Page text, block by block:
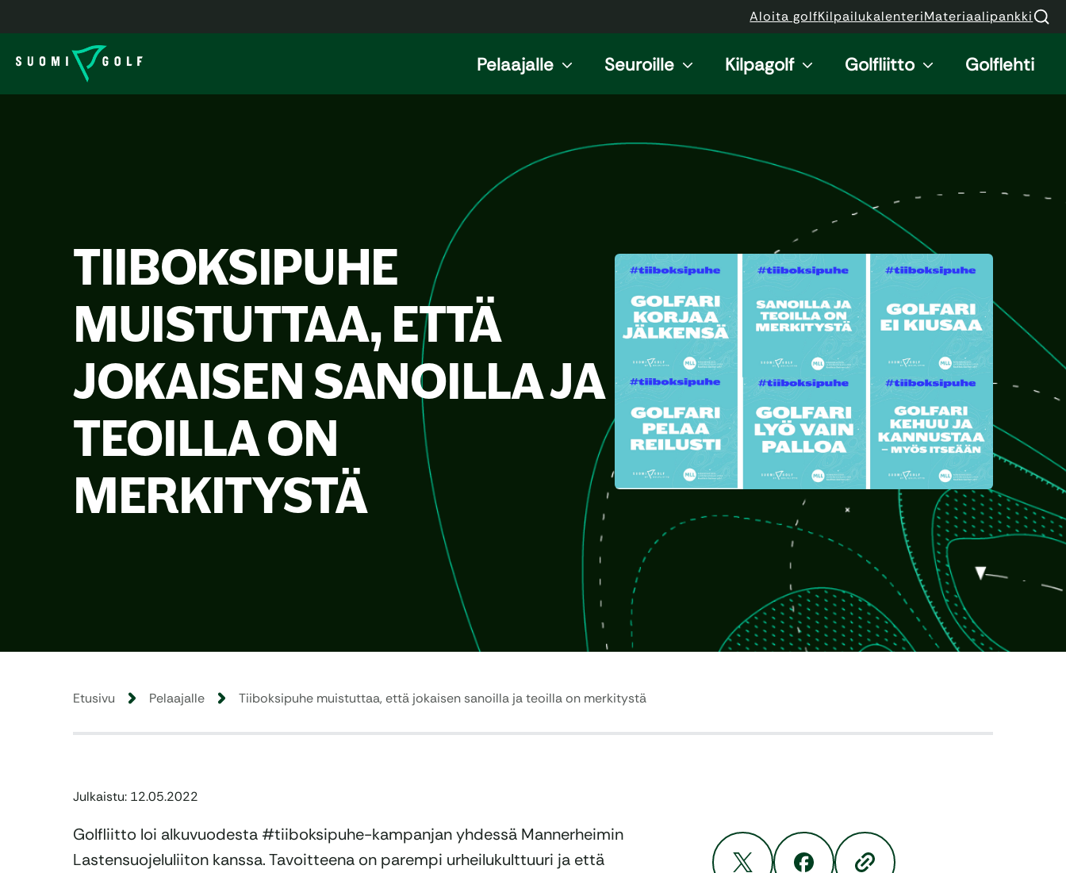
Aloita golfKilpailukalenteriMateriaalipankki
Pelaajalle Seuroille Kilpagolf Golfliitto Golflehti
TIIBOKSIPUHE
MUISTUTTAA, ETTÄ
JOKAISEN SANOILLA JA
TEOILLA ON
MERKITYSTÄ
Etusivu Pelaajalle Tiiboksipuhe muistuttaa, että jokaisen sanoilla ja teoilla on merkitystä
Julkaistu: 12.05.2022
Golfliitto loi alkuvuodesta #tiiboksipuhe-kampanjan yhdessä Mannerheimin
Lastensuojeluliiton kanssa. Tavoitteena on parempi urheilukulttuuri ja että